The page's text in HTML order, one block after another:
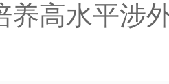
养高水平涉